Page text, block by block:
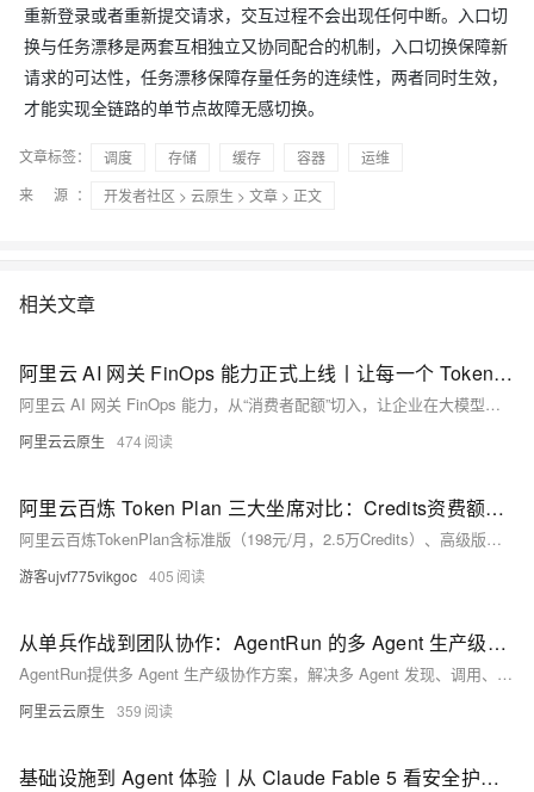
重新登录或者重新提交请求，交互过程不会出现任何中断。入口切
换与任务漂移是两套互相独立又协同配合的机制，入口切换保障新
请求的可达性，任务漂移保障存量任务的连续性，两者同时生效，
才能实现全链路的单节点故障无感切换。
文章标签： 调度 存储 缓存 容器
运维
来 源：
开发者社区 > 云原生 > 文章 > 正文
相关文章
阿里云 AI 网关 FinOps 能力正式上线丨让每一个 Token 的消耗都“看得见、管得住”
阿里云 AI 网关 FinOps 能力，从“消费者配额”切入，让企业在大模型调用的每一个环节都做到心中有数。
阿里云云原生 474
阿里云百炼 Token Plan 三大坐席对比：Credits资费额度、Token消耗与性价比分析
阿里云百炼TokenPlan含标准版（198元/月，2.5万Credits）、高级版（698元/月，10万Credits）和尊享版（1398元/月，25万Credits）。经测算，尊享版单Credits仅0.0056元，折合百万Tokens约1.12元，显著低于按量计费（2元/百万Tokens），性价比高，值得订阅。在阿里云百炼平台：https://t.aliyun.com/U/fPVHqY 免费领取千万Tokens
游客ujvf775vikgoc 405
从单兵作战到团队协作：AgentRun 的多 Agent 生产级协作方案
AgentRun提供多 Agent 生产级协作方案，解决多 Agent 发现、调用、鉴权、编排与治理难题；通过工作空间实现环境隔离与统一管理，让开发者专注 Agent 能力本身，真正实现“协作如调 API 一般简单”。
阿里云云原生 359
基础设施到 Agent 体验丨从 Claude Fable 5 看安全护栏的演进